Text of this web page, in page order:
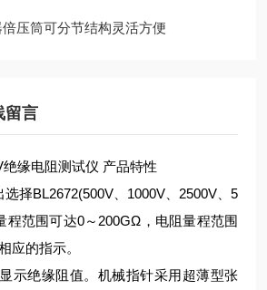
压筒可分节结构灵活方便
留言
绝缘电阻测试仪 产品特性
择BL2672(500V、1000V、2500V、5
程范围可达0～200GΩ，电阻量程范围
应的指示。
示绝缘阻值。机械指针采用超薄型张